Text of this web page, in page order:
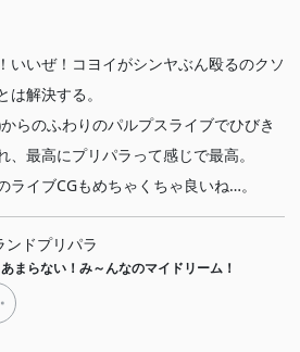
いいぜ！コヨイがシンヤぶん殴るのクソ
解決する。
らのふわりのパルプスライブでひびき
最高にプリパラって感じで最高。
ライブCGもめちゃくちゃ良いね…。
ンドプリパラ
まらない！み～んなのマイドリーム！